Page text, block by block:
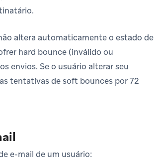
altera automaticamente o estado de
hard bounce (inválido ou
envios. Se o usuário alterar seu
tentativas de soft bounces por 72
e-mail de um usuário: